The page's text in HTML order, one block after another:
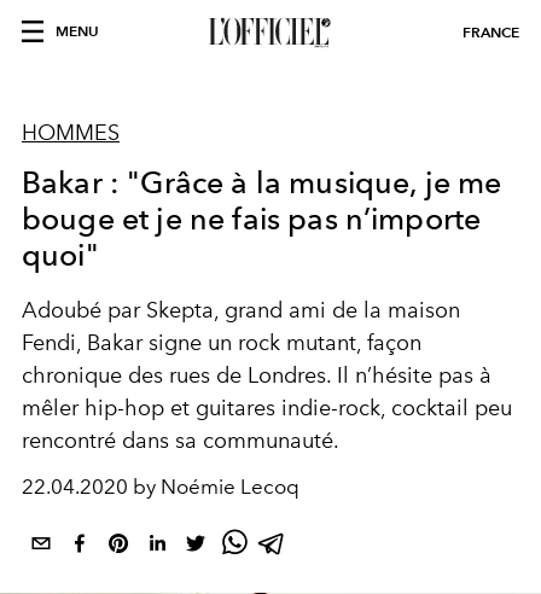
MENU FRANCE
HOMMES
Bakar : "Grâce à la musique, je me
bouge et je ne fais pas n’importe
quoi"
Adoubé par Skepta, grand ami de la maison
Fendi, Bakar signe un rock mutant, façon
chronique des rues de Londres. Il n’hésite pas à
mêler hip-hop et guitares indie-rock, cocktail peu
rencontré dans sa communauté.
22.04.2020 by Noémie Lecoq